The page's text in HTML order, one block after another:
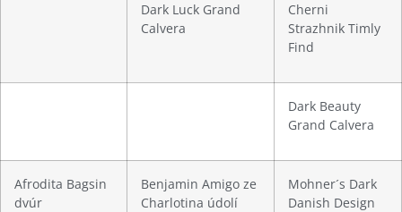
Dark Luck Grand
Calvera
Cherni
Strazhnik Timly
Find
Dark Beauty
Grand Calvera
Afrodita Bagsin
dvúr
Benjamin Amigo ze
Charlotina údolí
Mohner´s Dark
Danish Design